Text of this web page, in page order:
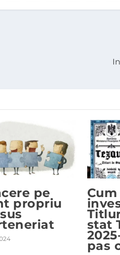
pe
propriu
Cum
stat
pas